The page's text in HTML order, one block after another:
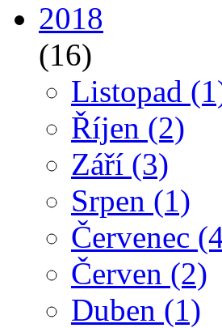
2018
(16)
Listopad
Říjen (2)
Září (3)
Srpen (1)
Červenec
Červen (2)
Duben (1)